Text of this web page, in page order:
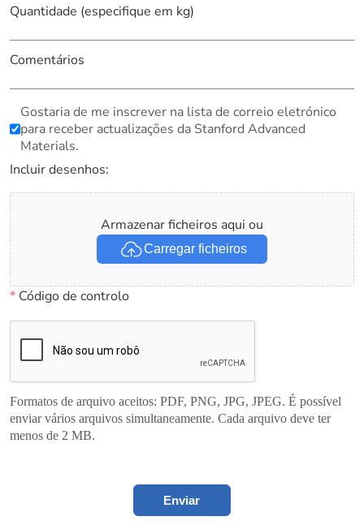
Quantidade (especifique em kg)
Comentários
Gostaria de me inscrever na lista de correio eletrónico
para receber actualizações da Stanford Advanced
Materials.
Incluir desenhos:
Armazenar ficheiros aqui ou
Carregar ficheiros
*Código de controlo
Formatos de arquivo aceitos: PDF, PNG, JPG, JPEG. É possível
enviar vários arquivos simultaneamente. Cada arquivo deve ter
menos de 2 MB.
Enviar